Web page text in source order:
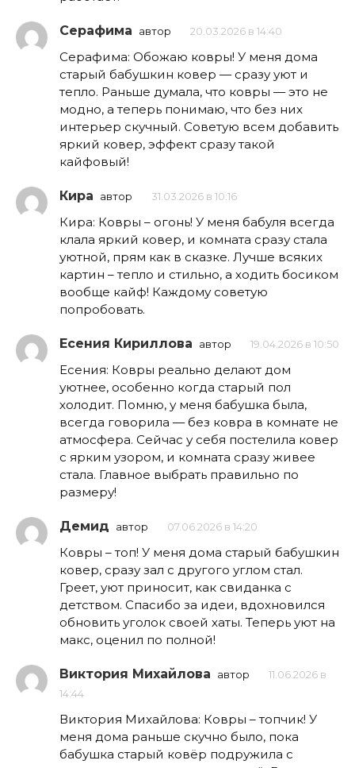
Серафима автор 20.03.2026 в 14:40
Серафима: Обожаю ковры! У меня дома
старый бабушкин ковер — сразу уют и
тепло. Раньше думала, что ковры — это не
модно, а теперь понимаю, что без них
интерьер скучный. Советую всем добавить
яркий ковер, эффект сразу такой
кайфовый!
Кира автор 31.03.2026 в 10:16
Кира: Ковры – огонь! У меня бабуля всегда
клала яркий ковер, и комната сразу стала
уютной, прям как в сказке. Лучше всяких
картин – тепло и стильно, а ходить босиком
вообще кайф! Каждому советую
попробовать.
Есения Кириллова автор 19.04.2026 в 10:50
Есения: Ковры реально делают дом
уютнее, особенно когда старый пол
холодит. Помню, у меня бабушка была,
всегда говорила — без ковра в комнате не
атмосфера. Сейчас у себя постелила ковер
с ярким узором, и комната сразу живее
стала. Главное выбрать правильно по
размеру!
Демид автор 07.06.2026 в 14:20
Ковры – топ! У меня дома старый бабушкин
ковер, сразу зал с другого углом стал.
Греет, уют приносит, как свиданка с
детством. Спасибо за идеи, вдохновился
обновить уголок своей хаты. Теперь уют на
макс, оценил по полной!
Виктория Михайлова автор
11.06.2026 в
14:44
Виктория Михайлова: Ковры – топчик! У
меня дома раньше скучно было, пока
бабушка старый ковёр подружила с